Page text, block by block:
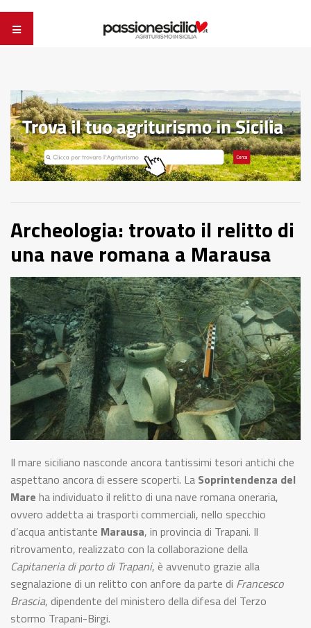
Archeologia: trovato il relitto di
una nave romana a Marausa
Il mare siciliano nasconde ancora tantissimi tesori antichi che
aspettano ancora di essere scoperti. La Soprintendenza del
Mare ha individuato il relitto di una nave romana oneraria,
ovvero addetta ai trasporti commerciali, nello specchio
d’acqua antistante Marausa, in provincia di Trapani. Il
ritrovamento, realizzato con la collaborazione della
Capitaneria di porto di Trapani, è avvenuto grazie alla
segnalazione di un relitto con anfore da parte di Francesco
Brascia, dipendente del ministero della difesa del Terzo
stormo Trapani-Birgi.